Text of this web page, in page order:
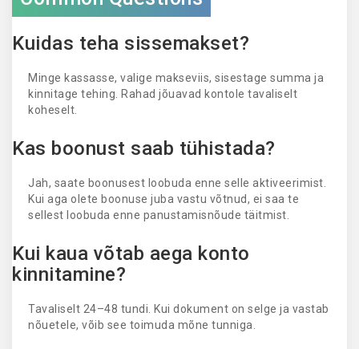
Kuidas teha sissemakset?
Minge kassasse, valige makseviis, sisestage summa ja
kinnitage tehing. Rahad jõuavad kontole tavaliselt
koheselt.
Kas boonust saab tühistada?
Jah, saate boonusest loobuda enne selle aktiveerimist.
Kui aga olete boonuse juba vastu võtnud, ei saa te
sellest loobuda enne panustamisnõude täitmist.
Kui kaua võtab aega konto
kinnitamine?
Tavaliselt 24–48 tundi. Kui dokument on selge ja vastab
nõuetele, võib see toimuda mõne tunniga.